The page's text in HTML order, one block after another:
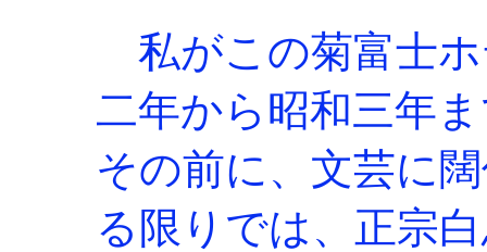
私がこの菊富士
二年から昭和三年
その前に、文芸に
る限りでは、正宗